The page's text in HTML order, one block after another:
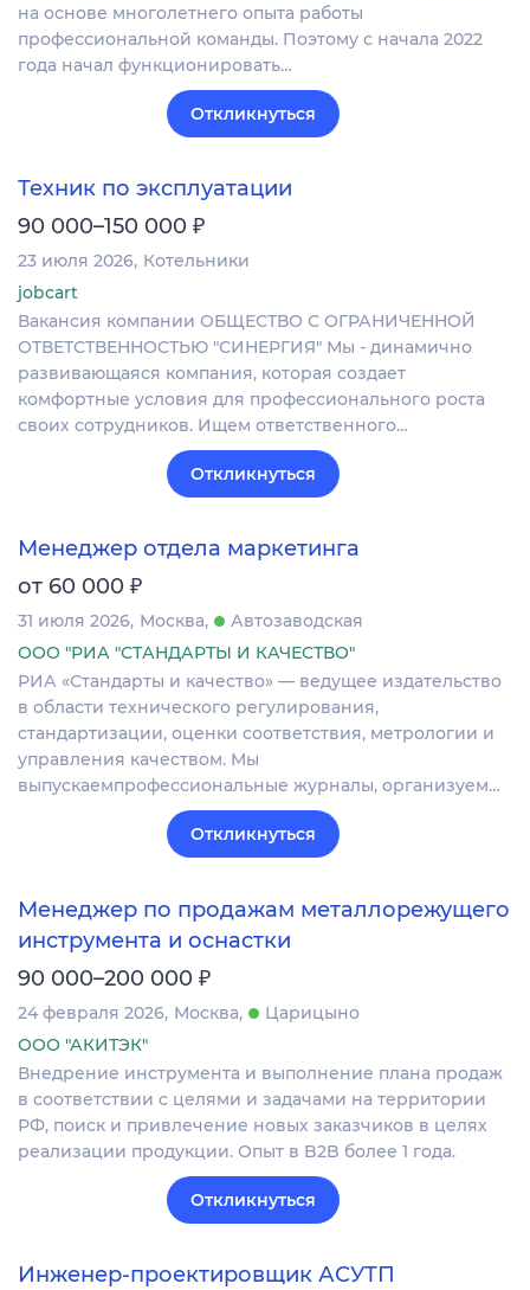
на основе многолетнего опыта работы
профессиональной команды. Поэтому с начала 2022
года начал функционировать…
Откликнуться
Техник по эксплуатации
90 000–150 000 ₽
23 июля 2026 Котельники
jobcart
Вакансия компании ОБЩЕСТВО С ОГРАНИЧЕННОЙ
ОТВЕТСТВЕННОСТЬЮ "СИНЕРГИЯ" Мы - динамично
развивающаяся компания, которая создает
комфортные условия для профессионального роста
своих сотрудников. Ищем ответственного…
Откликнуться
Менеджер отдела маркетинга
от 60 000 ₽
31 июля 2026 Москва
Автозаводская
ООО "РИА "СТАНДАРТЫ И КАЧЕСТВО"
РИА «Стандарты и качество» — ведущее издательство
в области технического регулирования,
стандартизации, оценки соответствия, метрологии и
управления качеством. Мы
выпускаемпрофессиональные журналы, организуем…
Откликнуться
Менеджер по продажам металлорежущего
инструмента и оснастки
90 000–200 000 ₽
24 февраля 2026 Москва
Царицыно
ООО "АКИТЭК"
Внедрение инструмента и выполнение плана продаж
в соответствии с целями и задачами на территории
РФ, поиск и привлечение новых заказчиков в целях
реализации продукции. Опыт в B2B более 1 года.
Откликнуться
Инженер-проектировщик АСУТП